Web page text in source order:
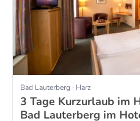
Bad Lauterberg · Harz
3 Tage Kurzurlaub im
Bad Lauterberg im